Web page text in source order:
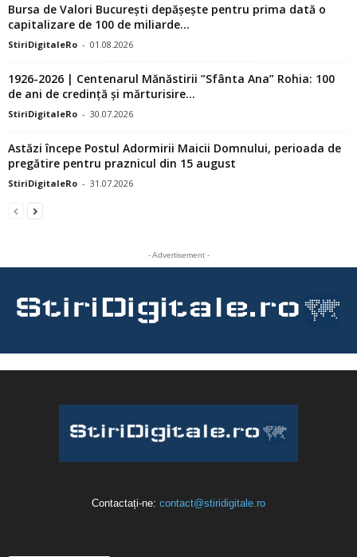
Bursa de Valori București depășește pentru prima dată o
capitalizare de 100 de miliarde...
StiriDigitaleRo - 01.08.2026
1926-2026 | Centenarul Mănăstirii ”Sfânta Ana” Rohia: 100
de ani de credință și mărturisire...
StiriDigitaleRo - 30.07.2026
Astăzi începe Postul Adormirii Maicii Domnului, perioada de
pregătire pentru praznicul din 15 august
StiriDigitaleRo - 31.07.2026
- Advertisement -
Contactați-ne: contact@stiridigitale.ro